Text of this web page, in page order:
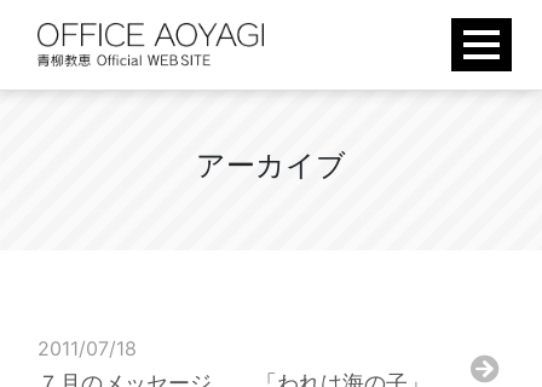
content
アーカ イ ブ
2011/07/18